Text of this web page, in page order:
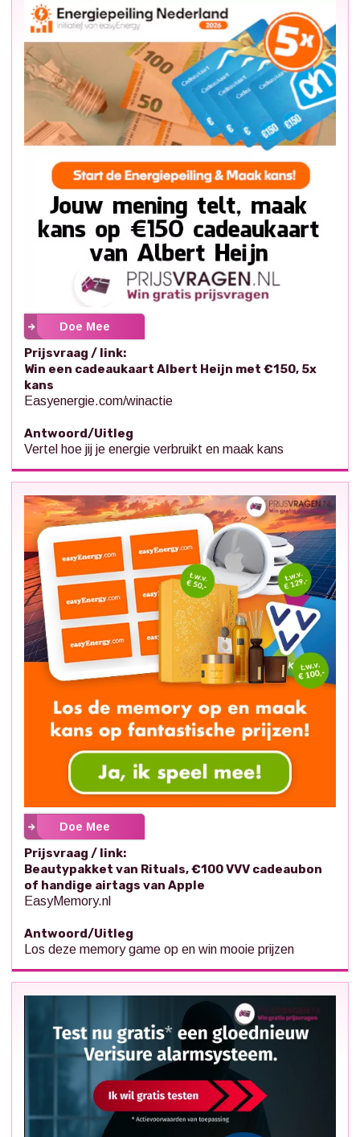
Doe Mee
Prijsvraag / link:
Win een cadeaukaart Albert Heijn met €150, 5x
kans
Easyenergie.com/winactie
Antwoord/Uitleg
Vertel hoe jij je energie verbruikt en maak kans
Doe Mee
Prijsvraag / link:
Beautypakket van Rituals, €100 VVV cadeaubon
of handige airtags van Apple
EasyMemory.nl
Antwoord/Uitleg
Los deze memory game op en win mooie prijzen